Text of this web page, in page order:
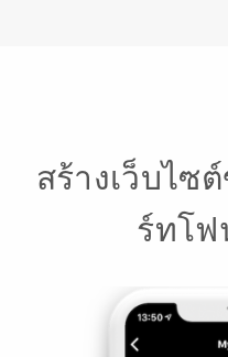
สร้างเว็บไซ
ร์ทโ